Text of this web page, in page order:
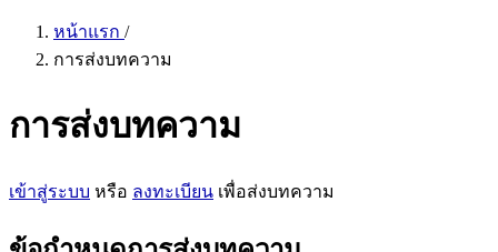
หน้าแรก /
การส่งบทความ
การส่งบทความ
เข้าสู่ระบบ หรือ ลงทะเบียน เพื่อส่งบทความ